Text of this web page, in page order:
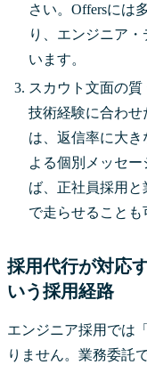
さい。Offersには
り、エンジニア
います。
スカウト文面の
技術経験に合わ
は、返信率に大
よる個別メッセ
ば、正社員採用
で走らせることも
採用代行が対応
いう採用経路
エンジニア採用では
りません。業務委託